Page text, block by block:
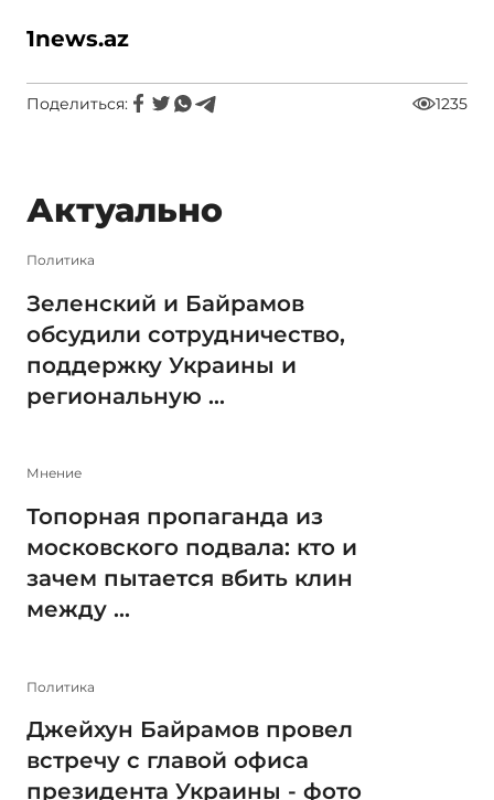
1news.az
Поделиться: 1235
Актуально
Политика
Зеленский и Байрамов
обсудили сотрудничество,
поддержку Украины и
региональную ...
Мнение
Топорная пропаганда из
московского подвала: кто и
зачем пытается вбить клин
между ...
Политика
Джейхун Байрамов провел
встречу с главой офиса
президента Украины - фото